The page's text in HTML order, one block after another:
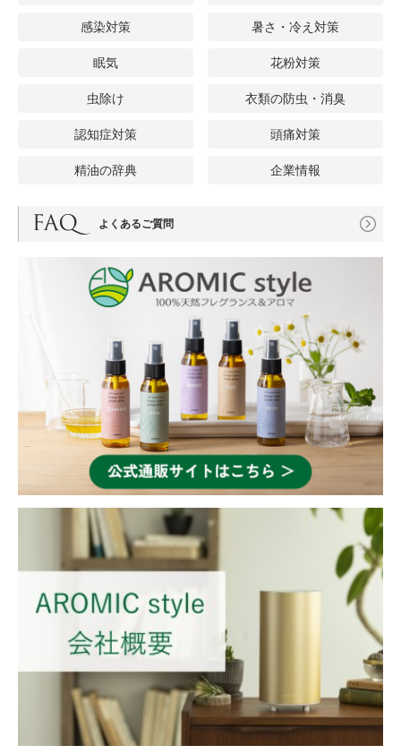
感染対策 暑さ・冷え対策
眠気 花粉対策
虫除け 衣類の防虫・消臭
認知症対策 頭痛対策
精油の辞典 企業情報
よくあるご質問